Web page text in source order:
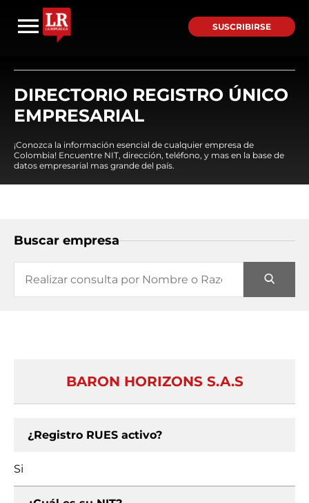
SUSCRIBIRSE
DIRECTORIO REGISTRO ÚNICO
EMPRESARIAL
¡Conozca la información esencial de cualquier empresa de
Colombia! Encuentre NIT, dirección, teléfono, y mas en la base de
datos empresarial mas grande del país.
Buscar empresa
BARON HORIZONS S.A.S
¿Registro RUES activo?
Si